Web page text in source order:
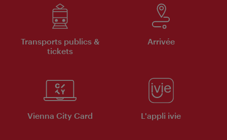
Transports publics &
tickets
Arrivée
Vienna City Card L'appli ivie